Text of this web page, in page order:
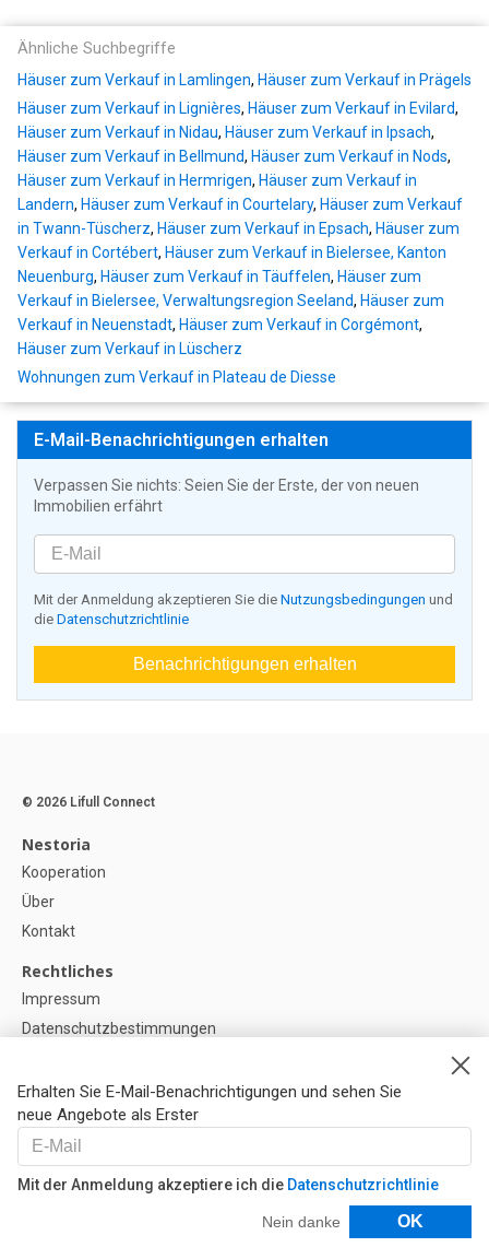
Ähnliche Suchbegriffe
Häuser zum Verkauf in Lamlingen, Häuser zum Verkauf in Prägels
Häuser zum Verkauf in Lignières, Häuser zum Verkauf in Evilard,
Häuser zum Verkauf in Nidau, Häuser zum Verkauf in Ipsach,
Häuser zum Verkauf in Bellmund, Häuser zum Verkauf in Nods,
Häuser zum Verkauf in Hermrigen, Häuser zum Verkauf in
Landern, Häuser zum Verkauf in Courtelary, Häuser zum Verkauf
in Twann-Tüscherz, Häuser zum Verkauf in Epsach, Häuser zum
Verkauf in Cortébert, Häuser zum Verkauf in Bielersee, Kanton
Neuenburg, Häuser zum Verkauf in Täuffelen, Häuser zum
Verkauf in Bielersee, Verwaltungsregion Seeland, Häuser zum
Verkauf in Neuenstadt, Häuser zum Verkauf in Corgémont,
Häuser zum Verkauf in Lüscherz
Wohnungen zum Verkauf in Plateau de Diesse
E-Mail-Benachrichtigungen erhalten
Verpassen Sie nichts: Seien Sie der Erste, der von neuen
Immobilien erfährt
Mit der Anmeldung akzeptieren Sie die Nutzungsbedingungen und
die Datenschutzrichtlinie
Benachrichtigungen erhalten
Erhalten Sie E-Mail-Benachrichtigungen und sehen Sie
neue Angebote als Erster
Mit der Anmeldung akzeptiere ich die Datenschutzrichtlinie
Nein danke OK
Filter
© 2026 Lifull Connect
Nestoria
Kooperation
Über
Kontakt
Rechtliches
Impressum
Datenschutzbestimmungen
Cookie-Einstellunge
Hilfe
FAQ
Unsere Partner